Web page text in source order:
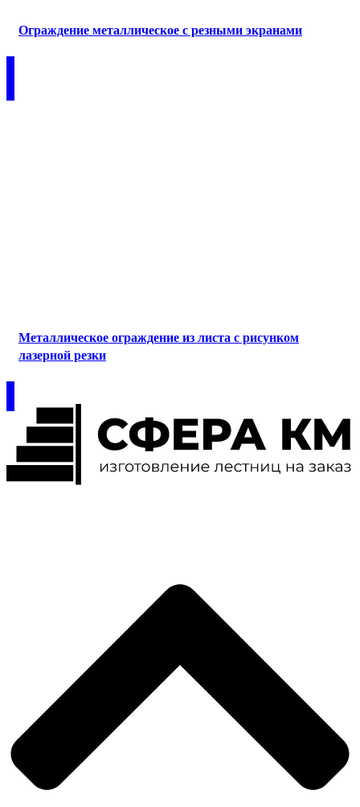
Ограждение металлическое с резными экранами
Металлическое ограждение из листа с рисунком
лазерной резки